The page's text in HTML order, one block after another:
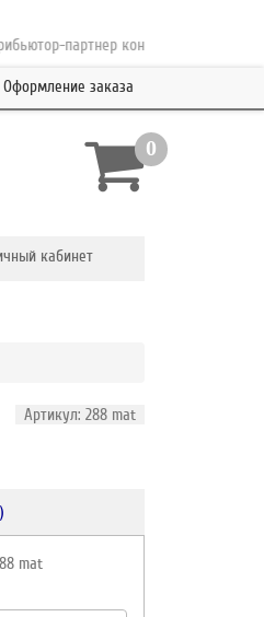
партнер концерна ESAB с 2010 года
Оформление заказа
0
кабинет
Артикул: 288 mat
mat